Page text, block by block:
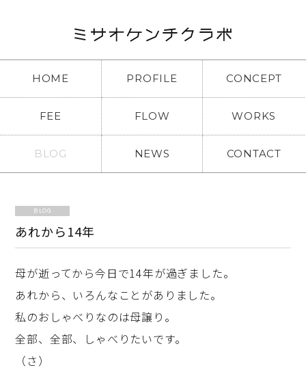
HOME PROFILE CONCEPT
FEE FLOW WORKS
BLOG NEWS CONTACT
BLOG
あれから14年
母が逝ってから今日で14年が過ぎました。
あれから、いろんなことがありました。
私のおしゃべりなのは母譲り。
全部、全部、しゃべりたいです。
（さ）